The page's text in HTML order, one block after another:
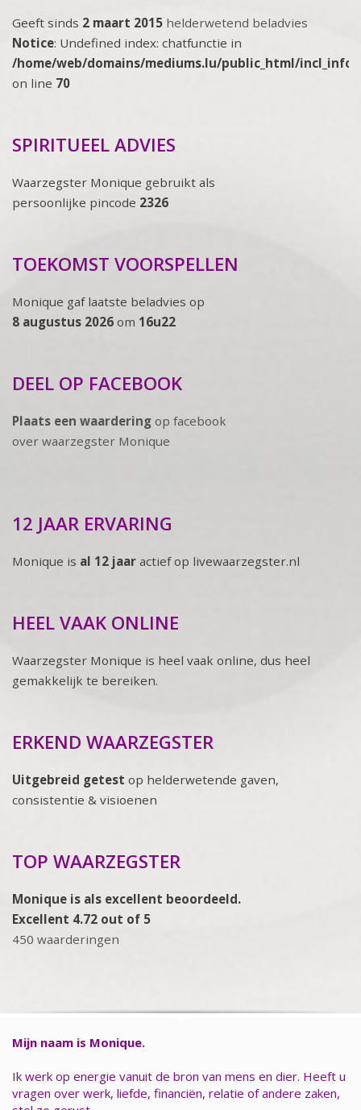
Geeft sinds 2 maart 2015 helderwetend beladvies
Notice: Undefined index: chatfunctie in
/home/web/domains/mediums.lu/public_html/
on line 70
SPIRITUEEL ADVIES
Waarzegster Monique gebruikt als
persoonlijke pincode 2326
TOEKOMST VOORSPELLEN
Monique gaf laatste beladvies op
8 augustus 2026 om 16u22
DEEL OP FACEBOOK
Plaats een waardering op facebook
over waarzegster Monique
12 JAAR ERVARING
Monique is al 12 jaar actief op livewaarzegster.nl
HEEL VAAK ONLINE
Waarzegster Monique is heel vaak online, dus heel
gemakkelijk te bereiken.
ERKEND WAARZEGSTER
Uitgebreid getest op helderwetende gaven,
consistentie & visioenen
TOP WAARZEGSTER
Monique is als excellent beoordeeld.
Excellent 4.72 out of 5
450 waarderingen
Mijn naam is Monique.
Ik werk op energie vanuit de bron van mens en dier. Heeft u
vragen over werk, liefde, financiën, relatie of andere zaken,